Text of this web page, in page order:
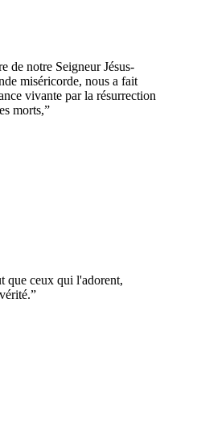
de notre Seigneur Jésus-
miséricorde, nous a fait
vivante par la résurrection
morts,”
que ceux qui l'adorent,
”